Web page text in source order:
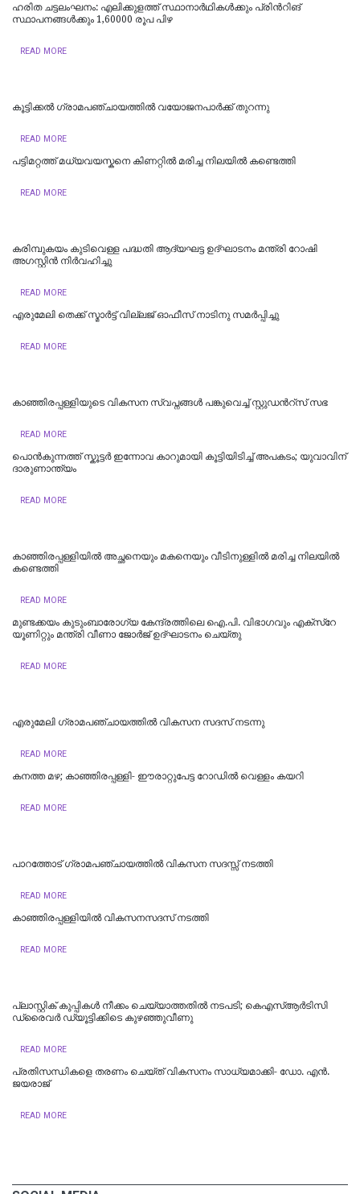
ഹരിത ചട്ടലംഘനം: എലിക്കുളത്ത് സ്ഥാനാര്‍ഥികള്‍ക്കും പ്രിന്‍റിങ്
സ്ഥാപനങ്ങള്‍ക്കും 1,60000 രൂപ പിഴ
READ MORE
കൂട്ടിക്കൽ ഗ്രാമപഞ്ചായത്തിൽ വയോജനപാർക്ക് തുറന്നു
READ MORE
പട്ടിമറ്റത്ത് മധ്യവയസ്കനെ കിണറ്റിൽ മരിച്ച നിലയിൽ കണ്ടെത്തി
READ MORE
കരിമ്പുകയം കുടിവെള്ള പദ്ധതി ആദ്യഘട്ട ഉദ്ഘാടനം മന്ത്രി റോഷി
അഗസ്റ്റിൻ നിർവഹിച്ചു
READ MORE
എരുമേലി തെക്ക് സ്മാർട്ട് വില്ലജ് ഓഫീസ് നാടിനു സമർപ്പിച്ചു
READ MORE
കാഞ്ഞിരപ്പള്ളിയുടെ വികസന സ്വപ്നങ്ങള്‍ പങ്കുവെച്ച് സ്റ്റുഡന്‍റ്സ് സഭ
READ MORE
പൊൻകുന്നത്ത് സ്കൂട്ടർ ഇന്നോവ കാറുമായി കൂട്ടിയിടിച്ച് അപകടം; യുവാവിന്
ദാരുണാന്ത്യം
READ MORE
കാഞ്ഞിരപ്പള്ളിയിൽ അച്ഛനെയും മകനെയും വീടിനുള്ളിൽ മരിച്ച നിലയിൽ
കണ്ടെത്തി
READ MORE
മുണ്ടക്കയം കുടുംബാരോഗ്യ കേന്ദ്രത്തിലെ ഐ.പി. വിഭാഗവും എക്സ്റേ
യൂണിറ്റും മന്ത്രി വീണാ ജോര്‍ജ് ഉദ്ഘാടനം ചെയ്തു
READ MORE
എരുമേലി ഗ്രാമപഞ്ചായത്തിൽ വികസന സദസ് നടന്നു
READ MORE
കനത്ത മഴ; കാഞ്ഞിരപ്പള്ളി- ഈരാറ്റുപേട്ട റോഡിൽ വെള്ളം കയറി
READ MORE
പാറത്തോട് ഗ്രാമപഞ്ചായത്തിൽ വികസന സദസ്സ് നടത്തി
READ MORE
കാഞ്ഞിരപ്പള്ളിയില്‍ വികസനസദസ് നടത്തി
READ MORE
പ്ലാസ്റ്റിക് കുപ്പികൾ നീക്കം ചെയ്യാത്തതിൽ നടപടി; കെഎസ്ആർടിസി
ഡ്രൈവർ ഡ്യൂട്ടിക്കിടെ കുഴഞ്ഞുവീണു
READ MORE
പ്രതിസന്ധികളെ തരണം ചെയ്ത് വികസനം സാധ്യമാക്കി- ഡോ. എൻ.
ജയരാജ്
READ MORE